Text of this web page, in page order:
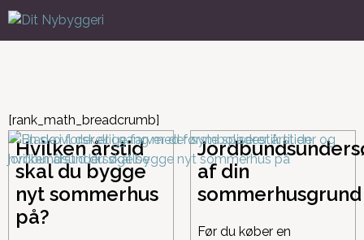
[rank_math_breadcrumb]
Hvilken årstid
skal du bygge
nyt sommerhus
på?
af din
sommerhusgrund
Før du køber en